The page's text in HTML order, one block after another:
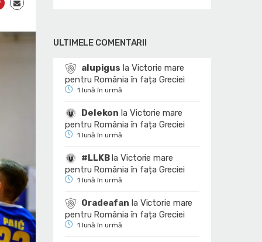
ULTIMELE COMENTARII
alupigus la Victorie mare
pentru România în fața Greciei
1 lună în urmă
Delekon la Victorie mare
pentru România în fața Greciei
1 lună în urmă
#LLKBlaVictorie mare
pentru România în fața Greciei
1 lună în urmă
Oradeafan la Victorie mare
pentru România în fața Greciei
1 lună în urmă